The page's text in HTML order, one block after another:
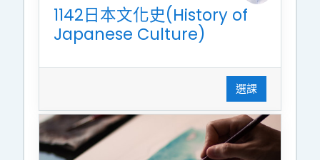
1142日本文化史(History of
Japanese Culture)
選課